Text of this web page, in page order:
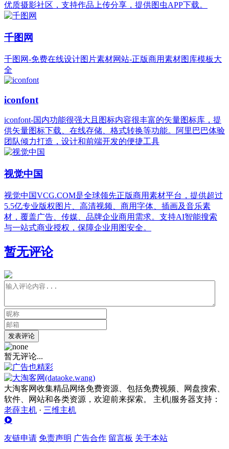
优质摄影社区，支持作品上传分享，提供图虫APP下载。
千图网
千图网-免费在线设计图片素材网站-正版商用素材图库模板大
全
iconfont
iconfont-国内功能很强大且图标内容很丰富的矢量图标库，提
供矢量图标下载、在线存储、格式转换等功能。阿里巴巴体验
团队倾力打造，设计和前端开发的便捷工具
视觉中国
视觉中国VCG.COM是全球领先正版商用素材平台，提供超过
5.5亿专业版权图片、高清视频、商用字体、插画及音乐素
材，覆盖广告、传媒、品牌企业商用需求。支持AI智能搜索
与一站式商业授权，保障企业用图安全。
暂无评论
发表评论
暂无评论...
大淘客网收集精品网络免费资源、包括免费视频、网盘搜索、
软件、网站和各类资源，欢迎前来探索。 主机|服务器支持：
老薛主机 · 三维主机
友链申请 免责声明 广告合作 留言板 关于本站